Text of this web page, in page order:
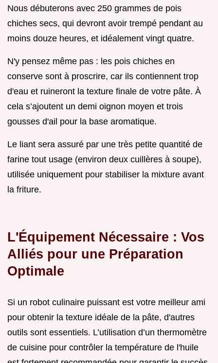
Nous débuterons avec 250 grammes de pois
chiches secs, qui devront avoir trempé pendant au
moins douze heures, et idéalement vingt quatre.
N'y pensez même pas : les pois chiches en
conserve sont à proscrire, car ils contiennent trop
d'eau et ruineront la texture finale de votre pâte. À
cela s’ajoutent un demi oignon moyen et trois
gousses d'ail pour la base aromatique.
Le liant sera assuré par une très petite quantité de
farine tout usage (environ deux cuillères à soupe),
utilisée uniquement pour stabiliser la mixture avant
la friture.
L'Équipement Nécessaire : Vos
Alliés pour une Préparation
Optimale
Si un robot culinaire puissant est votre meilleur ami
pour obtenir la texture idéale de la pâte, d'autres
outils sont essentiels. L’utilisation d’un thermomètre
de cuisine pour contrôler la température de l'huile